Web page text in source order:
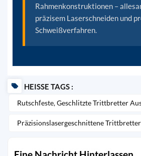
Rahmenkonstruktionen –
präzisem Laserschneiden und
Schweißverfahren.
HEISSE TAGS :
Rutschfeste, Geschlitzte Trittbretter
Präzisionslasergeschnittene